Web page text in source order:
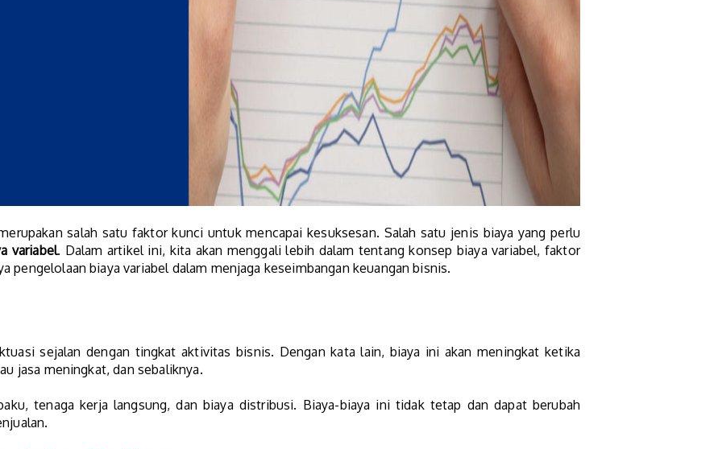
salah satu faktor kunci untuk mencapai kesuksesan. Salah satu jenis biaya yang perlu
variabel. Dalam artikel ini, kita akan menggali lebih dalam tentang konsep biaya variabel, faktor
pengelolaan biaya variabel dalam menjaga keseimbangan keuangan bisnis.
sejalan dengan tingkat aktivitas bisnis. Dengan kata lain, biaya ini akan meningkat ketika
jasa meningkat, dan sebaliknya.
tenaga kerja langsung, dan biaya distribusi. Biaya-biaya ini tidak tetap dan dapat berubah